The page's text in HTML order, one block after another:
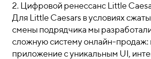
2. Цифровой ренессанс Little
Для Little Caesars в условиях
смены подрядчика мы
сложную систему онлайн-продаж:
приложение с уникальным UI,